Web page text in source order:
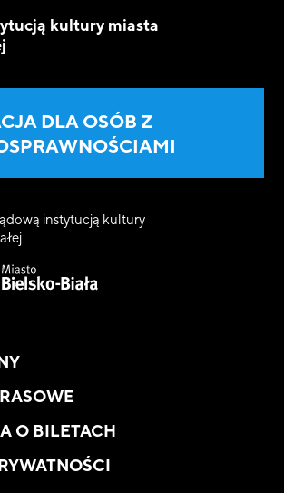
kultury miasta
DLA OSÓB Z
instytucją kultury
O BILETACH